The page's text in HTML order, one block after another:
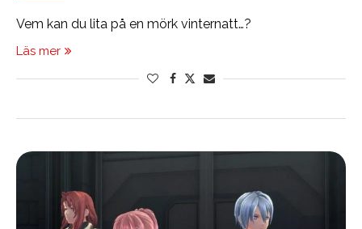
Vem kan du lita på en mörk vinternatt…?
Läs mer